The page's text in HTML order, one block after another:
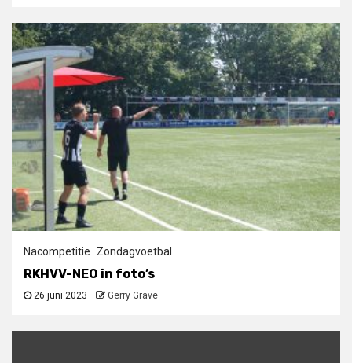
Nacompetitie Zondagvoetbal
RKHVV-NEO in foto’s
26 juni 2023 Gerry Grave